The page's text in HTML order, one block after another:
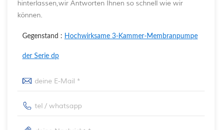
hinterlassen,wir Antworten Ihnen so schnell wie wir
können.
Gegenstand : Hochwirksame 3-Kammer-Membranpumpe
der Serie dp